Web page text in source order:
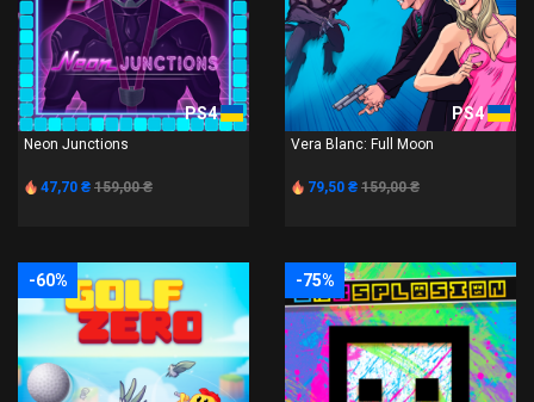
PS4
Neon Junctions
47,70 ₴ 159,00 ₴
PS4
Vera Blanc: Full Moon
79,50 ₴ 159,00 ₴
-60% -75%